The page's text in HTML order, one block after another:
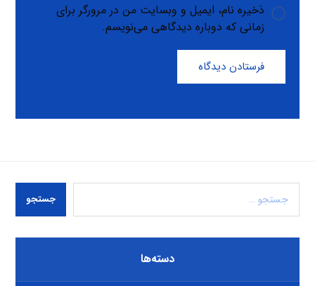
ذخیره نام، ایمیل و وبسایت من در مرورگر برای
زمانی که دوباره دیدگاهی می‌نویسم.
فرستادن دیدگاه
جستجو
دسته‌ها